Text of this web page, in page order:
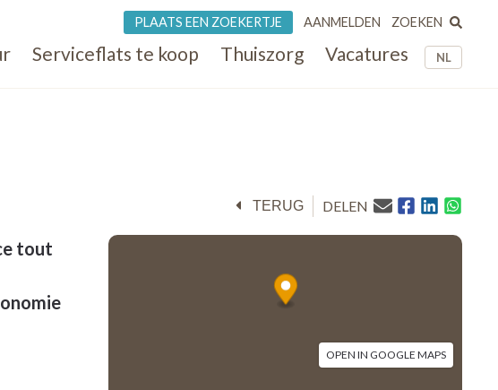
NL
Serviceflats te koop Thuiszorg Vacatures
PLAATS EEN ZOEKERTJE AANMELDEN ZOEKEN
TERUG DELEN
OPEN IN GOOGLE MAPS
tout